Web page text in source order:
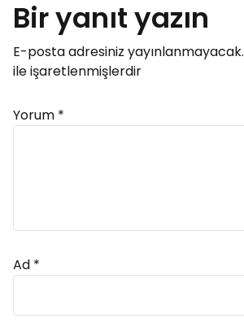
Bir yanıt yazın
E-posta adresiniz yayınlanmayacak.
ile işaretlenmişlerdir
Yorum *
Ad *